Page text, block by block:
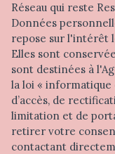
Réseau qui reste
Données
repose sur l'intérêt
Elles sont
sont destinées à
la loi « informatique
d’accès, de
limitation et de
retirer votre
contactant